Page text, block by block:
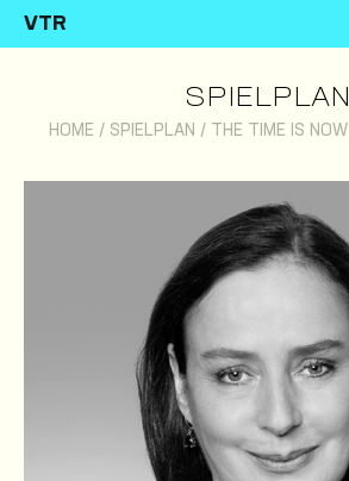
VTR
SPIELPLAN
HOME / SPIELPLAN / THE TIME IS NOW